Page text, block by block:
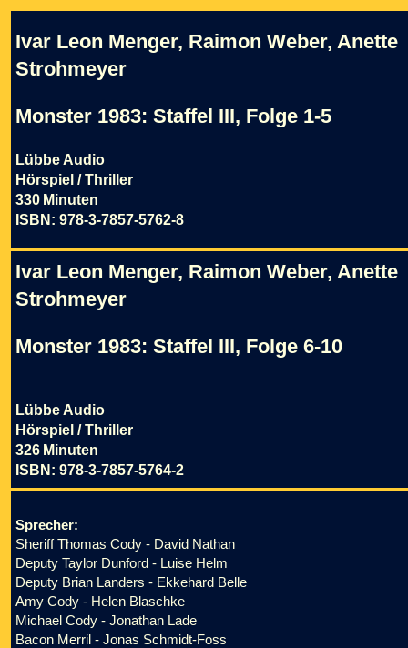
Ivar Leon Menger, Raimon Weber, Anette
Strohmeyer
Monster 1983: Staffel III, Folge 1-5
Lübbe Audio
Hörspiel / Thriller
330 Minuten
ISBN: 978-3-7857-5762-8
Ivar Leon Menger, Raimon Weber, Anette
Strohmeyer
Monster 1983: Staffel III, Folge 6-10
Lübbe Audio
Hörspiel / Thriller
326 Minuten
ISBN: 978-3-7857-5764-2
Sprecher:
Sheriff Thomas Cody - David Nathan
Deputy Taylor Dunford - Luise Helm
Deputy Brian Landers - Ekkehard Belle
Amy Cody - Helen Blaschke
Michael Cody - Jonathan Lade
Bacon Merril - Jonas Schmidt-Foss